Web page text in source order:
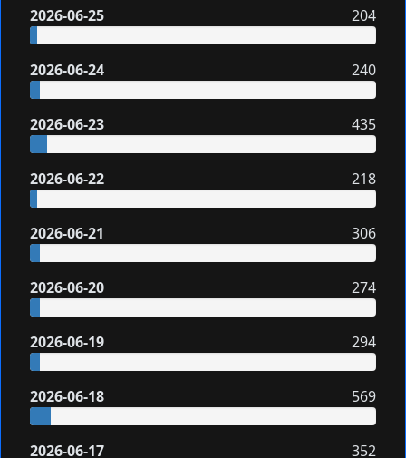
2026-06-25 204
2026-06-24 240
2026-06-23 435
2026-06-22 218
2026-06-21 306
2026-06-20 274
2026-06-19 294
2026-06-18 569
2026-06-17 352